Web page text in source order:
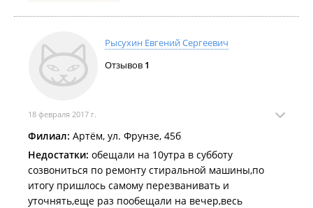
Рысухин Евгений Сергеевич
Отзывов 1
18 февраля 2017 г.
Филиал: Артём, ул. Фрунзе, 45б
Недостатки: обещали на 10утра в субботу
созвониться по ремонту стиральной машины,по
итогу пришлось самому перезванивать и
уточнять,еще раз пообещали на вечер,весь